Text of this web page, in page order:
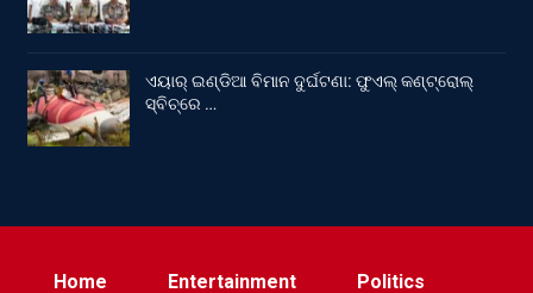
ଏୟାର୍ ଇଣ୍ଡିଆ ବିମାନ ଦୁର୍ଘଟଣା: ଫୁଏଲ୍‌ କଣ୍ଟ୍ରୋଲ୍‌
ସ୍ବିଚ୍‌ରେ …
Home Entertainment Politics